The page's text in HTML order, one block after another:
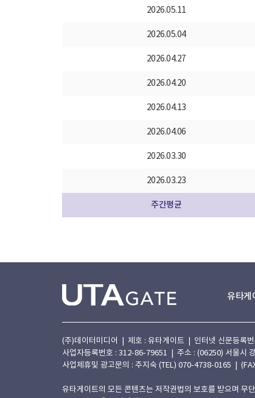
2026.05.11
2026.05.04
2026.04.27
2026.04.20
2026.04.13
2026.04.06
2026.03.30
2026.03.23
주간평균
유타게
(주)데이터미디어 | 제호 : 유타게이트 | 인터넷 신문등록
사업자등록번호 : 312-86-79651 | 주소 : (06250) 서울시
사업제휴및 광고문의 : 주지숙 (TEL) 070-4738-0165 |
유타게이트의 모든 콘텐츠는 저작권법의 보호를 받으며 무